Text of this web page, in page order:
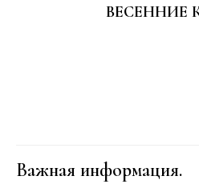
ВЕСЕННИЕ
Важная информация.